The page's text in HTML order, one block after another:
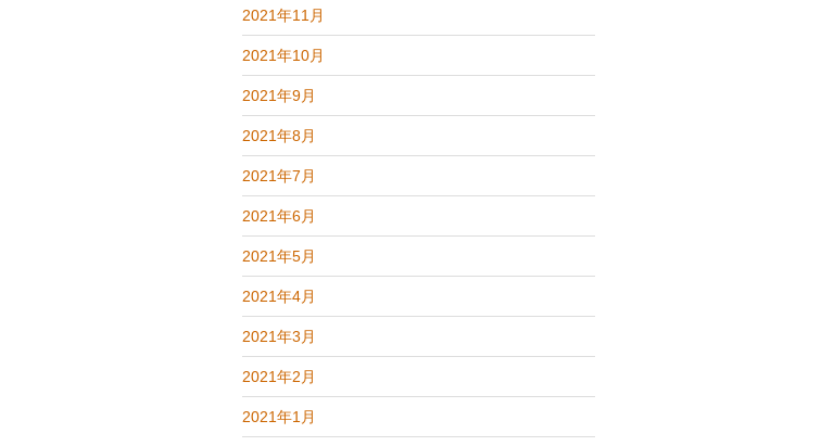
2021年11月
2021年10月
2021年9月
2021年8月
2021年7月
2021年6月
2021年5月
2021年4月
2021年3月
2021年2月
2021年1月